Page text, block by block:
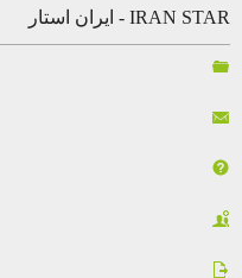
IRAN STAR - ایران استار